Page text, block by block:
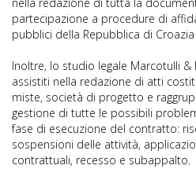
partecipazione a procedure di
pubblici della Repubblica di
Inoltre, lo studio legale Marcotulli
assistiti nella redazione di atti
miste, società di progetto e
gestione di tutte le possibili
fase di esecuzione del contratto:
sospensioni delle attività,
contrattuali, recesso e subappalto.